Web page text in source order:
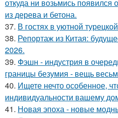
откуда ни возьмись
из дерева и бетона.
37. В гостях в уютной
38. Репортаж из Китая:
2026.
39. Фэшн - индустрия в
границы безумия - вещь
40. Ищете нечто особенное,
индивидуальности вашему
41. Новая эпоха - новые